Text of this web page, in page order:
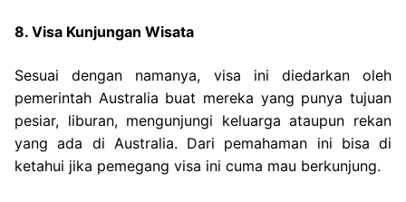
8. Visa Kunjungan Wisata
Sesuai dengan namanya, visa ini diedarkan oleh
pemerintah Australia buat mereka yang punya tujuan
pesiar, liburan, mengunjungi keluarga ataupun rekan
yang ada di Australia. Dari pemahaman ini bisa di
ketahui jika pemegang visa ini cuma mau berkunjung.